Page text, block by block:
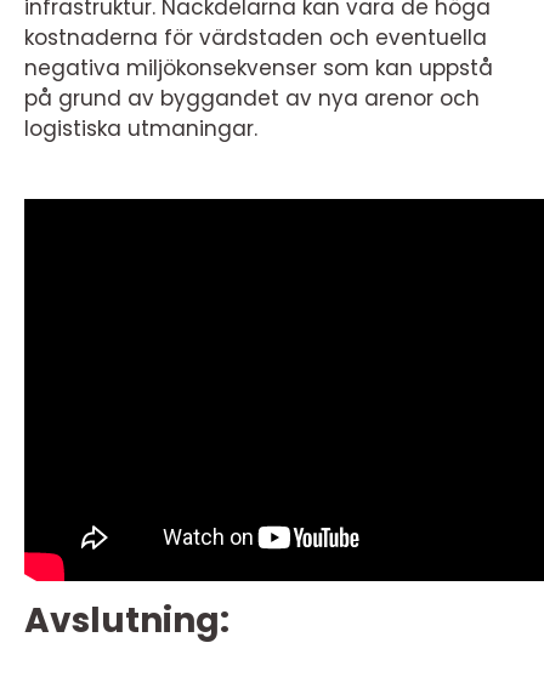
infrastruktur. Nackdelarna kan vara de höga
kostnaderna för värdstaden och eventuella
negativa miljökonsekvenser som kan uppstå
på grund av byggandet av nya arenor och
logistiska utmaningar.
Avslutning: